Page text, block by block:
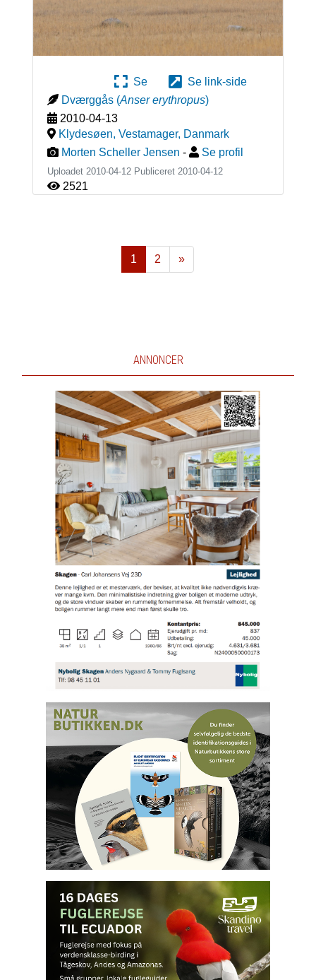
Se
Se link-side
Dværggås (Anser erythropus)
2010-04-13
Klydesøen, Vestamager, Danmark
Morten Scheller Jensen - Se profil
Uploadet 2010-04-12 Publiceret 2010-04-12
2521
1 2
»
Næste
ANNONCER